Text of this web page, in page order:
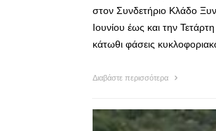
στον Συνδετήριο Κλάδο
Ιουνίου έως και την
κάτωθι φάσεις
Διαβάστε περισσότερα